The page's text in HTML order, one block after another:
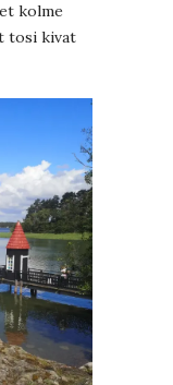
kolme
tosi kivat